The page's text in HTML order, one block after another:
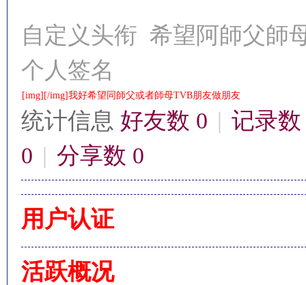
自定义头衔 希望阿師父師
个人签名
[img][/img]我好希望同師父或者師母TVB朋友做朋友
统计信息 好友数 0 | 记录数
0 | 分享数 0
用户认证
活跃概况